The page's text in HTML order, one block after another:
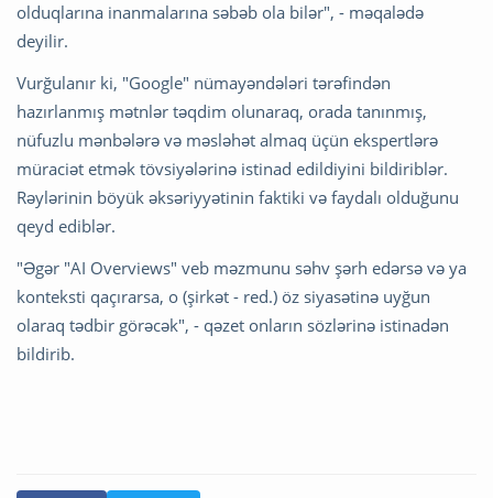
olduqlarına inanmalarına səbəb ola bilər", - məqalədə
deyilir.
Vurğulanır ki, "Google" nümayəndələri tərəfindən
hazırlanmış mətnlər təqdim olunaraq, orada tanınmış,
nüfuzlu mənbələrə və məsləhət almaq üçün ekspertlərə
müraciət etmək tövsiyələrinə istinad edildiyini bildiriblər.
Rəylərinin böyük əksəriyyətinin faktiki və faydalı olduğunu
qeyd ediblər.
"Əgər "AI Overviews" veb məzmunu səhv şərh edərsə və ya
konteksti qaçırarsa, o (şirkət - red.) öz siyasətinə uyğun
olaraq tədbir görəcək", - qəzet onların sözlərinə istinadən
bildirib.